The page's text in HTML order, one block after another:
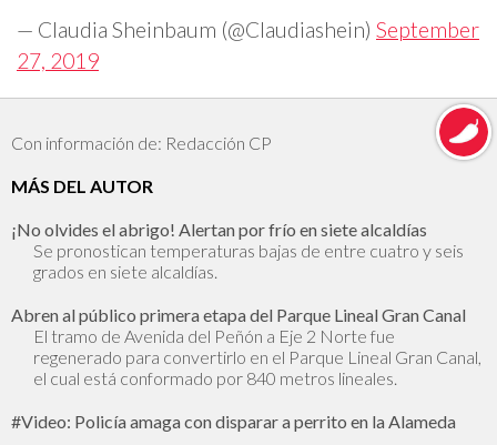
— Claudia Sheinbaum (@Claudiashein) September
27, 2019
Con información de: Redacción CP
MÁS DEL AUTOR
¡No olvides el abrigo! Alertan por frío en siete alcaldías
Se pronostican temperaturas bajas de entre cuatro y seis
grados en siete alcaldías.
Abren al público primera etapa del Parque Lineal Gran Canal
El tramo de Avenida del Peñón a Eje 2 Norte fue
regenerado para convertirlo en el Parque Lineal Gran Canal,
el cual está conformado por 840 metros lineales.
#Video: Policía amaga con disparar a perrito en la Alameda